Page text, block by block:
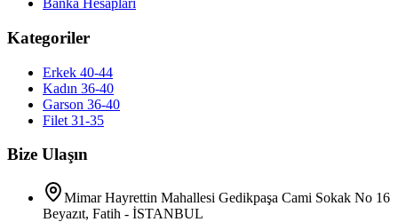
Banka Hesapları
Kategoriler
Erkek 40-44
Kadın 36-40
Garson 36-40
Filet 31-35
Bize Ulaşın
Mimar Hayrettin Mahallesi Gedikpaşa Cami Sokak No 16
Beyazıt, Fatih - İSTANBUL